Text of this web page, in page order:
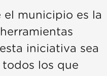
el municipio es la
iniciativa sea
todos los que